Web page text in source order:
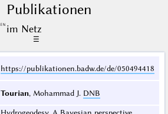
Publikationen
im Netz
☰
https://publikationen.badw.de/de/050494418
Tourian, Mohammad J. DNB